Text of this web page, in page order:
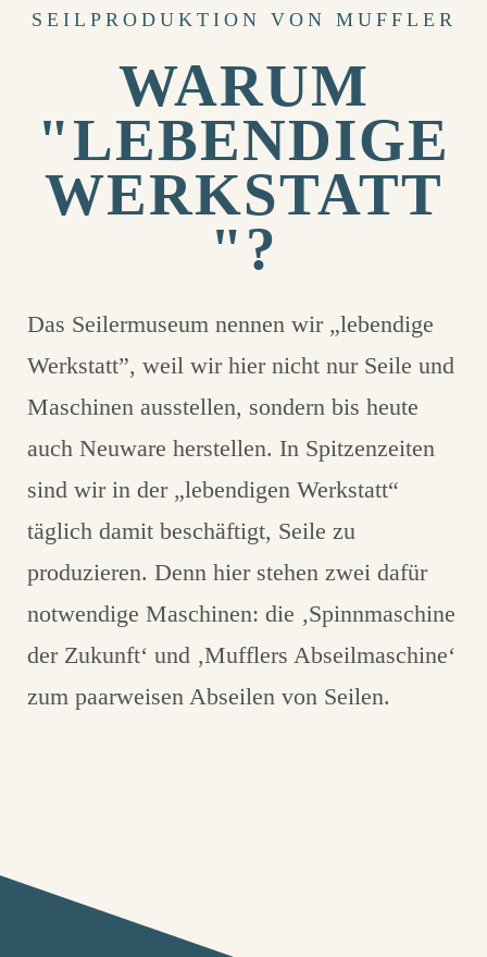
SEILPRODUKTION VON MUFFLER
WARUM
"LEBENDIGE
WERKSTATT
"?
Das Seilermuseum nennen wir „lebendige
Werkstatt”, weil wir hier nicht nur Seile und
Maschinen ausstellen, sondern bis heute
auch Neuware herstellen. In Spitzenzeiten
sind wir in der „lebendigen Werkstatt“
täglich damit beschäftigt, Seile zu
produzieren. Denn hier stehen zwei dafür
notwendige Maschinen: die ‚Spinnmaschine
der Zukunft‘ und ‚Mufflers Abseilmaschine‘
zum paarweisen Abseilen von Seilen.